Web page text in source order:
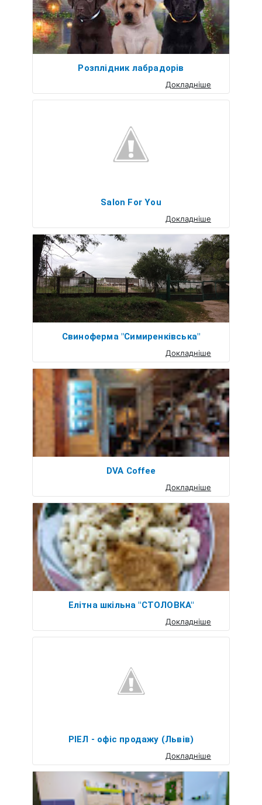
Розплідник лабрадорів
Докладніше
Salon For You
Докладніше
Свиноферма "Симиренківська"
Докладніше
DVA Coffee
Докладніше
Елітна шкільна "СТОЛОВКА"
Докладніше
РІЕЛ - офіс продажу (Львів)
Докладніше